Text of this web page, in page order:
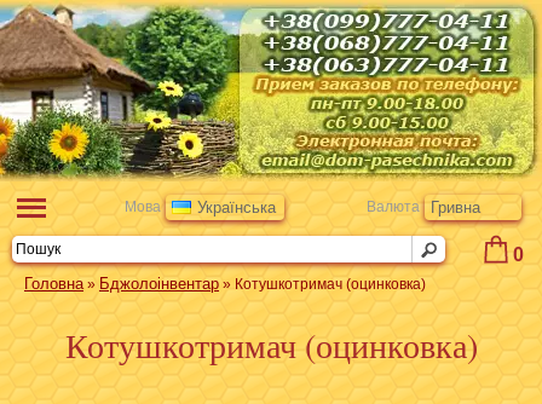
0
Мова Українська Валюта Гривна
Головна» Бджолоінвентар » Котушкотримач (оцинковка)
Котушкотримач (оцинковка)